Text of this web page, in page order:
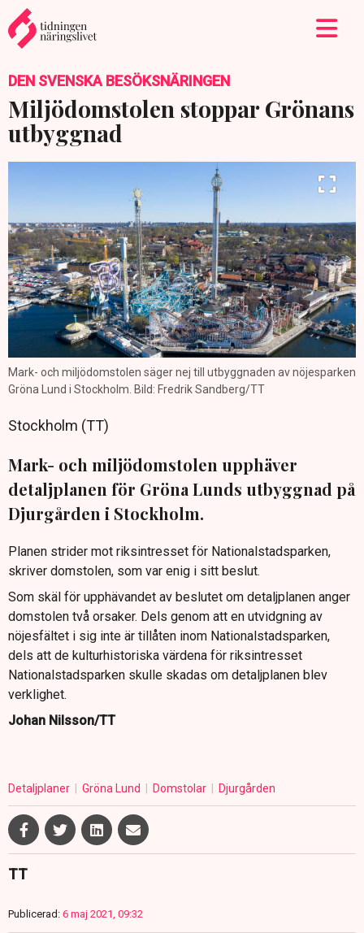
DEN SVENSKA BESÖKSNÄRINGEN
Miljödomstolen stoppar Grönans
utbyggnad
Mark- och miljödomstolen säger nej till utbyggnaden av nöjesparken
Gröna Lund i Stockholm. Bild: Fredrik Sandberg/TT
Stockholm (TT)
Mark- och miljödomstolen upphäver
detaljplanen för Gröna Lunds utbyggnad på
Djurgården i Stockholm.
Planen strider mot riksintresset för Nationalstadsparken,
skriver domstolen, som var enig i sitt beslut.
Som skäl för upphävandet av beslutet om detaljplanen anger
domstolen två orsaker. Dels genom att en utvidgning av
nöjesfältet i sig inte är tillåten inom Nationalstadsparken,
dels att de kulturhistoriska värdena för riksintresset
Nationalstadsparken skulle skadas om detaljplanen blev
verklighet.
Johan Nilsson/TT
Detaljplaner Gröna Lund Domstolar Djurgården
TT
Publicerad: 6 maj 2021, 09:32